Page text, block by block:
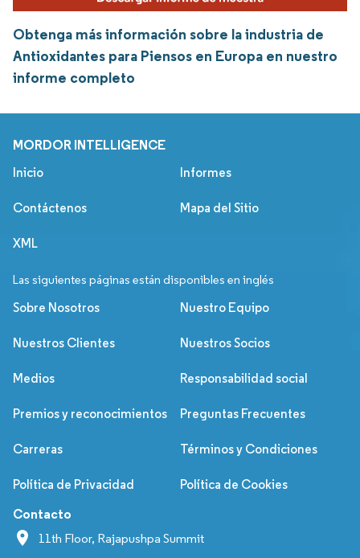
Obtenga más información sobre la industria de
Antioxidantes para Piensos en Europa en nuestro
informe completo
MORDOR INTELLIGENCE
Inicio Informes
Contáctenos Mapa del Sitio
XML
Las siguientes páginas están disponibles en inglés
Sobre Nosotros Nuestro Equipo
Nuestros Clientes Nuestros Socios
Medios Responsabilidad social
Premios y reconocimientos Preguntas Frecuentes
Carreras Términos y Condiciones
Política de Privacidad Política de Cookies
Contacto
11th Floor, Rajapushpa Summit